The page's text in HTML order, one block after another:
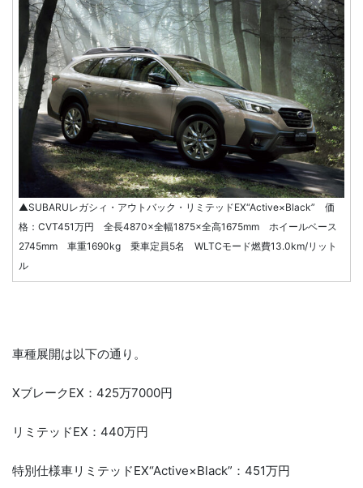
▲SUBARUレガシィ・アウトバック・リミテッドEX“Active×Black” 価
格：CVT451万円 全長4870×全幅1875×全高1675mm ホイールベース
2745mm 車重1690kg 乗車定員5名 WLTCモード燃費13.0km/リット
ル
車種展開は以下の通り。
XブレークEX：425万7000円
リミテッドEX：440万円
特別仕様車リミテッドEX“Active×Black”：451万円